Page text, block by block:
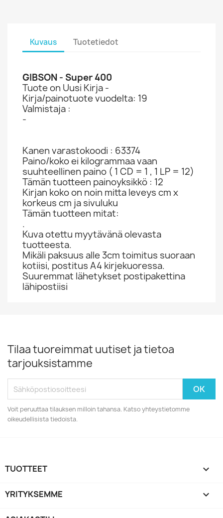
Kuvaus Tuotetiedot
GIBSON - Super 400
Tuote on Uusi Kirja -
Kirja/painotuote vuodelta: 19
Valmistaja :
-
Kanen varastokoodi : 63374
Paino/koko ei kilogrammaa vaan
suuhteellinen paino ( 1 CD = 1 , 1 LP = 12)
Tämän tuotteen painoyksikkö : 12
Kirjan koko on noin mitta leveys cm x
korkeus cm ja sivuluku
Tämän tuotteen mitat:
.
Kuva otettu myytävänä olevasta
tuotteesta.
Mikäli paksuus alle 3cm toimitus suoraan
kotiisi, postitus A4 kirjekuoressa.
Suuremmat lähetykset postipakettina
lähipostiisi
Tilaa tuoreimmat uutiset ja tietoa
tarjouksistamme
Voit peruuttaa tilauksen milloin tahansa. Katso yhteystietomme
oikeudellisista tiedoista.
TUOTTEET 
YRITYKSEMME 